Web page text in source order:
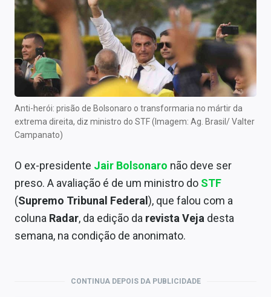
Comprar ou vender?
Carteiras Recomendadas
Central de Dividendos
Central de Fundos Imobiliários
Central dos IPOs
Finanças Pessoais
Mercados
Economia
Anti-herói: prisão de Bolsonaro o transformaria no mártir da
extrema direita, diz ministro do STF (Imagem: Ag. Brasil/ Valter
Campanato)
O ex-presidente Jair Bolsonaro não deve ser
preso. A avaliação é de um ministro do STF
(Supremo Tribunal Federal ), que falou com a
coluna Radar, da edição da revista Veja desta
semana, na condição de anonimato.
CONTINUA DEPOIS DA PUBLICIDADE